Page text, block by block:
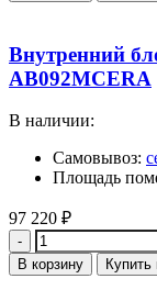
Внутренний
AB092MCERA
В наличии:
Самовывоз:
Площадь
97 220 ₽
Количество
В корзину Купить